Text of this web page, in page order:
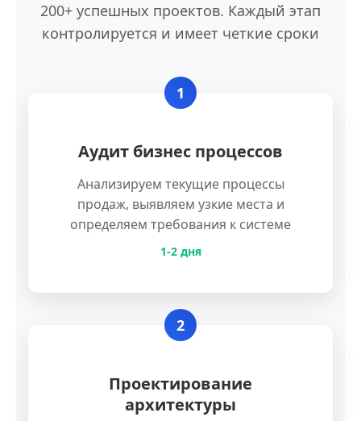
200+ успешных проектов. Каждый этап
контролируется и имеет четкие сроки
1
Аудит бизнес процессов
Анализируем текущие процессы
продаж, выявляем узкие места и
определяем требования к системе
1-2 дня
2
Проектирование
архитектуры